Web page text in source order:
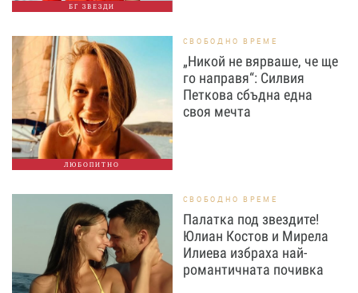
БГ ЗВЕЗДИ
ЛЮБОПИТНО
СВОБОДНО ВРЕМЕ
„Никой не вярваше, че ще
го направя“: Силвия
Петкова сбъдна една
своя мечта
СВОБОДНО ВРЕМЕ
Палатка под звездите!
Юлиан Костов и Мирела
Илиева избраха най-
романтичната почивка